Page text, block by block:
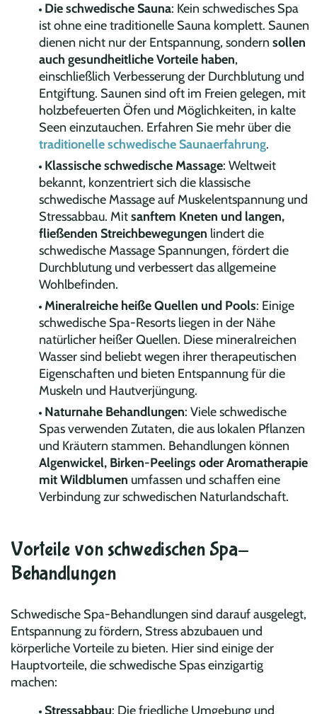
Die schwedische Sauna: Kein schwedisches Spa
ist ohne eine traditionelle Sauna komplett. Saunen
dienen nicht nur der Entspannung, sondern sollen
auch gesundheitliche Vorteile haben,
einschließlich Verbesserung der Durchblutung und
Entgiftung. Saunen sind oft im Freien gelegen, mit
holzbefeuerten Öfen und Möglichkeiten, in kalte
Seen einzutauchen. Erfahren Sie mehr über die
traditionelle schwedische Saunaerfahrung.
Klassische schwedische Massage: Weltweit
bekannt, konzentriert sich die klassische
schwedische Massage auf Muskelentspannung und
Stressabbau. Mitsanftem Kneten und langen,
fließenden Streichbewegungen lindert die
schwedische Massage Spannungen, fördert die
Durchblutung und verbessert das allgemeine
Wohlbefinden.
Mineralreiche heiße Quellen und Pools: Einige
schwedische Spa-Resorts liegen in der Nähe
natürlicher heißer Quellen. Diese mineralreichen
Wasser sind beliebt wegen ihrer therapeutischen
Eigenschaften und bieten Entspannung für die
Muskeln und Hautverjüngung.
Naturnahe Behandlungen: Viele schwedische
Spas verwenden Zutaten, die aus lokalen Pflanzen
und Kräutern stammen. Behandlungen können
Algenwickel, Birken-Peelings oder Aromatherapie
mit Wildblumen umfassen und schaffen eine
Verbindung zur schwedischen Naturlandschaft.
Vorteile von schwedischen Spa-
Behandlungen
Schwedische Spa-Behandlungen sind darauf ausgelegt,
Entspannung zu fördern, Stress abzubauen und
körperliche Vorteile zu bieten. Hier sind einige der
Hauptvorteile, die schwedische Spas einzigartig
machen:
Stressabbau: Die friedliche Umgebung und